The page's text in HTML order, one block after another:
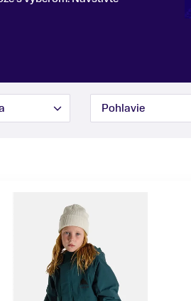
Pohlavie